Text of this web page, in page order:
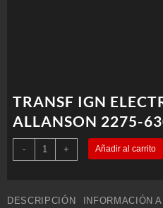
TRANSF IGN
ALLANSON 2275-
-
IGN
ELECTRONICO
CARLIN
+ Añadir al carrito
DESCRIPCIÓN INFORMACIÓN